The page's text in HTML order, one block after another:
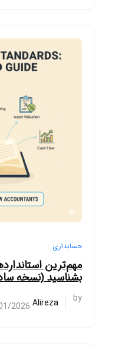
حسابداری
مهم‌ترین
بشناسید (نسخه
by
Alireza
2026